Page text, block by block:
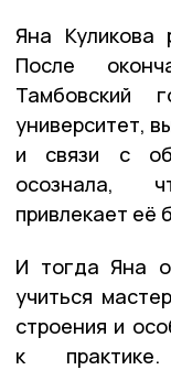
Яна Куликова
После
Тамбовский
университет,
и связи с
осознала,
привлекает её
И тогда Яна
учиться
строения и
к